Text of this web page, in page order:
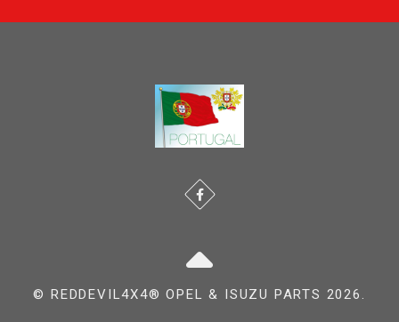
© REDDEVIL4X4® OPEL & ISUZU PARTS 2026.